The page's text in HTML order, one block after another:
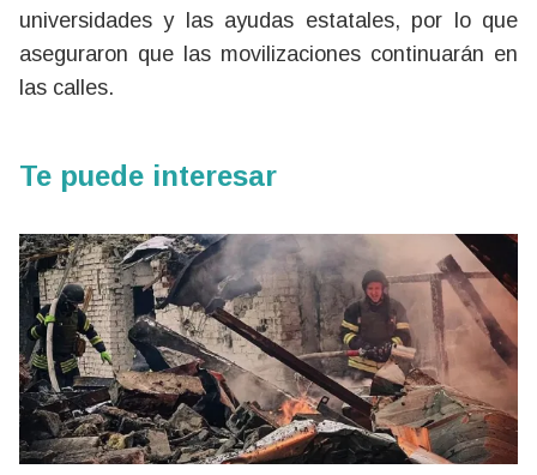
universidades y las ayudas estatales, por lo que
aseguraron que las movilizaciones continuarán en
las calles.
Te puede interesar